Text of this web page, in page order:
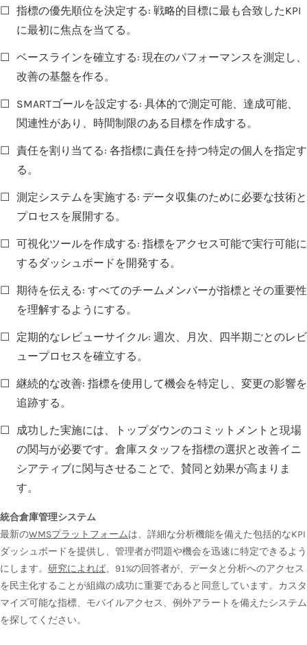
☐ 指標の優先順位を決定する: 戦略的目標に最も合致したKPI
に最初に焦点を当てる。
☐ ベースラインを確立する: 現在のパフォーマンスを測定し、
改善の基盤を作る。
☐
SMARTゴールを設定する: 具体的で測定可能、達成可能、
関連性があり、時間制限のある目標を作成する。
☐ 責任を割り当てる: 各指標に責任を持つ特定の個人を指定す
る。
☐ 測定システムを実施する: データ収集のために必要な技術と
プロセスを展開する。
☐ 可視化ツールを作成する: 指標をアクセス可能で実行可能に
するダッシュボードを開発する。
☐ 期待を伝える: すべてのチームメンバーが指標とその重要性
を理解するようにする。
☐
定期的なレビューサイクル: 週次、月次、四半期ごとのレビ
ュープロセスを確立する。
☐ 継続的な改善: 指標を使用して機会を特定し、変更の影響を
追跡する。
☐
成功した実施には、トップダウンのコミットメントと現場
の関与が必要です。倉庫スタッフを指標の選択と改善イニ
シアティブに関与させることで、賛同と効果が高まりま
す。
統合倉庫管理システム
最新のWMSプラットフォームは、詳細な分析機能を備えた包括的なKPI
ダッシュボードを提供し、管理者が問題や機会を迅速に特定できるよう
にします。 研究によれば、91%の回答者が、データと分析へのアクセス
を民主化することが組織の成功に重要であると同意しています。カスタ
マイズ可能な指標、モバイルアクセス、例外アラートを備えたシステム
を探してください。